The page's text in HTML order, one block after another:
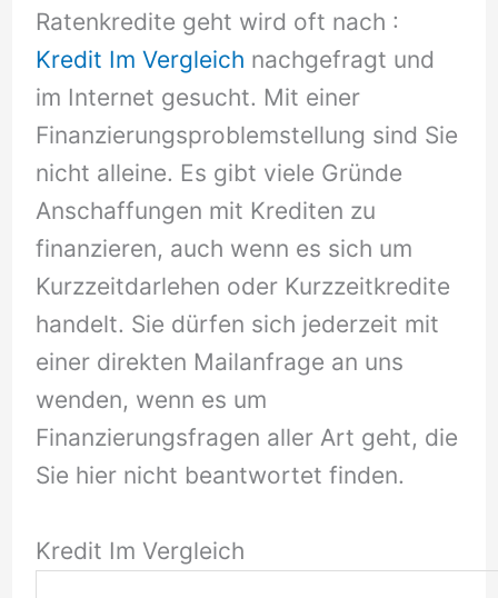
Ratenkredite geht wird oft nach :
Kredit Im Vergleich nachgefragt und
im Internet gesucht. Mit einer
Finanzierungsproblemstellung sind Sie
nicht alleine. Es gibt viele Gründe
Anschaffungen mit Krediten zu
finanzieren, auch wenn es sich um
Kurzzeitdarlehen oder Kurzzeitkredite
handelt. Sie dürfen sich jederzeit mit
einer direkten Mailanfrage an uns
wenden, wenn es um
Finanzierungsfragen aller Art geht, die
Sie hier nicht beantwortet finden.
Kredit Im Vergleich